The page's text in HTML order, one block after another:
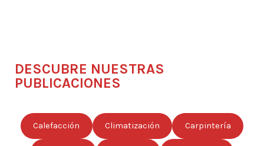
DESCUBRE NUESTRAS
PUBLICACIONES
Calefacción Climatización Carpintería